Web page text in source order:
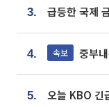
3. 급등한 국제
4. 속보 중부
5. 오늘 KBO 긴